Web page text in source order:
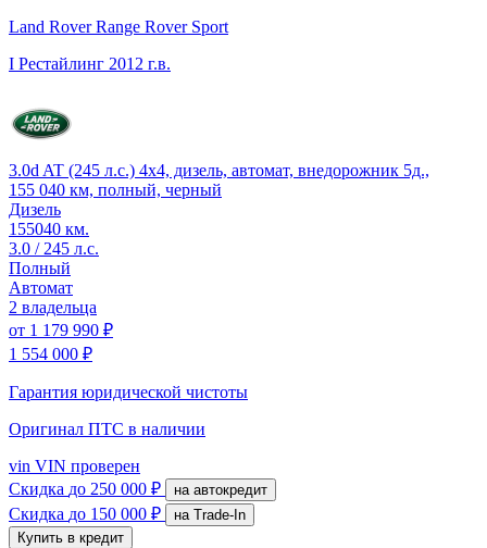
Land Rover Range Rover Sport
I Рестайлинг 2012 г.в.
3.0d AT (245 л.с.) 4x4, дизель, автомат, внедорожник 5д.,
155 040 км, полный, черный
Дизель
155040 км.
3.0 / 245 л.с.
Полный
Автомат
2 владельца
от 1 179 990 ₽
1 554 000 ₽
Гарантия юридической чистоты
Оригинал ПТС в наличии
vin VIN проверен
Скидка до 250 000 ₽ на автокредит
Скидка до 150 000 ₽
на Trade-In
Купить в кредит